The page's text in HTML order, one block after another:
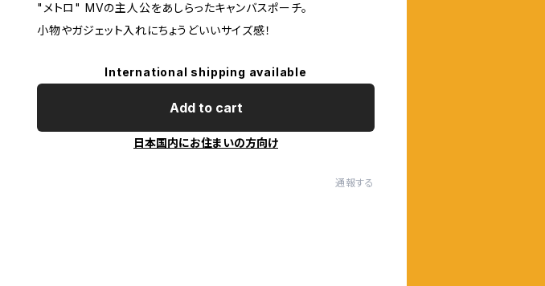
"メトロ" MVの主人公をあしらったキャンバスポーチ。
小物やガジェット入れにちょうどいいサイズ感！
International shipping available
Add to cart
日本国内にお住まいの方向け
通報する